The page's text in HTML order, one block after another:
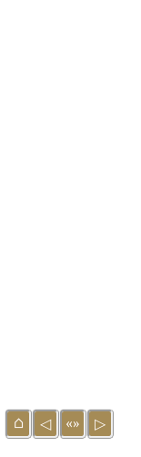
⌂ ◁ «» ▷